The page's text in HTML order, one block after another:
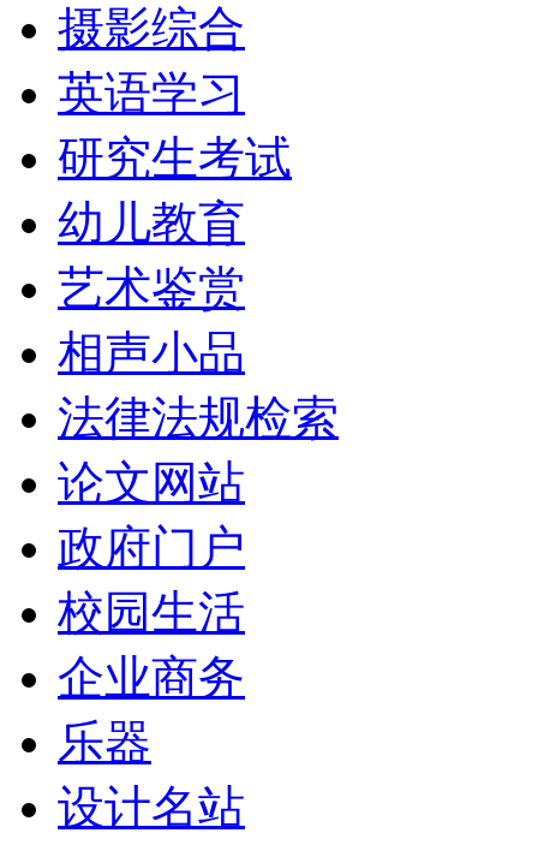
摄影综合
英语学习
研究生考试
幼儿教育
艺术鉴赏
相声小品
法律法规检索
论文网站
政府门户
校园生活
企业商务
乐器
设计名站